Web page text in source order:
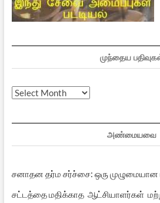
முந்தைய
முந்தைய
அண்மையவை
சனாதன தர்ம சர்ச்சை: ஒரு
சட்டத்தை மதிக்காத ஆட்சியாளர்கள்